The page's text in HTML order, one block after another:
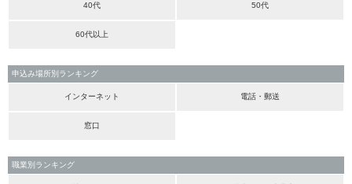
40代 50代
60代以上
申込み場所別ランキング
インターネット 電話・郵送
窓口
職業別ランキング